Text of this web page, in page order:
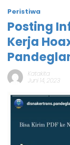
Peristiwa
Posting
Kerja
Katakita
Juni 14, 2023